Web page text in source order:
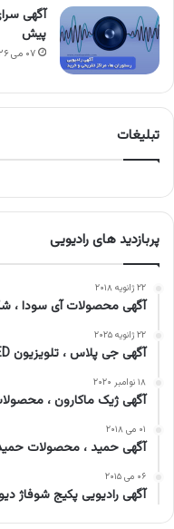
آگهی
پیش
۰۷ می ۲۰۲۶
تبلیغات
پربازدید های رادیویی
۲۲ ژانویه ۲۰۱۸
آگهی محصولات آی سودا ،
۲۲ ژانویه ۲۰۲۵
آگهی جی پلاس ، تلویزیون OLED جی پلاس
۱۸ نوامبر ۲۰۲۰
آگهی ژیک ماکارون ،
۰۱ می ۲۰۱۸
آگهی حمید ، محصولات
۰۶ می ۲۰۱۵
آگهی رادیویی پکیج شوفاژ